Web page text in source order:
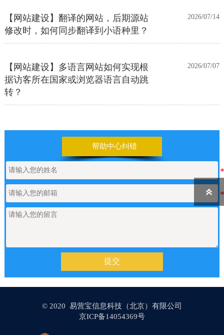
【网站建设】翻译的网站，后期源站
修改时，如何同步翻译到小语种里？
2026/07/14
【网站建设】多语言网站如何实现根
据访客所在国家或浏览器语言自动跳
转？
2026/07/07
业版编辑器里如何添加表格
【网站建设】表单管理
如何申请通义千问API的Key 2026/05/22
【网站建设】产品/新闻详情里的关键
词标签链接，如何设置链接文字的样
2026/05/18
【网站建设】AI 代码助手
帮助中心纠错
提交
© 2020 易营宝信息科技（北京）有限公司
京ICP备14054369号
